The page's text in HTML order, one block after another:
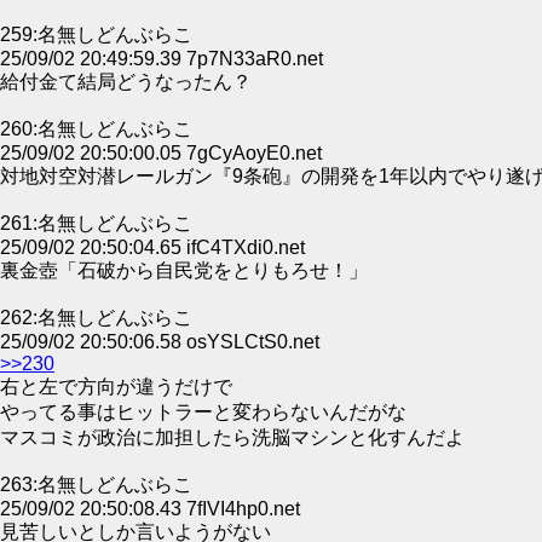
259:名無しどんぶらこ
25/09/02 20:49:59.39 7p7N33aR0.net
給付金て結局どうなったん？
260:名無しどんぶらこ
25/09/02 20:50:00.05 7gCyAoyE0.net
対地対空対潜レールガン『9条砲』の開発を1年以内でやり遂
261:名無しどんぶらこ
25/09/02 20:50:04.65 ifC4TXdi0.net
裏金壺「石破から自民党をとりもろせ！」
262:名無しどんぶらこ
25/09/02 20:50:06.58 osYSLCtS0.net
>>230
右と左で方向が違うだけで
やってる事はヒットラーと変わらないんだがな
マスコミが政治に加担したら洗脳マシンと化すんだよ
263:名無しどんぶらこ
25/09/02 20:50:08.43 7fIVI4hp0.net
見苦しいとしか言いようがない